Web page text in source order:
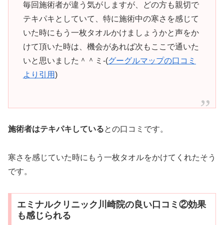
毎回施術者が違う気がしますが、どの方も親切で
テキパキとしていて、特に施術中の寒さを感じて
いた時にもう一枚タオルかけましょうかと声をか
けて頂いた時は、機会があれば次もここで通いた
いと思いました＾＾ミ-(グーグルマップの口コミ
より引用)
施術者はテキパキしているとの口コミです。
寒さを感じていた時にもう一枚タオルをかけてくれたそう
です。
エミナルクリニック川崎院の良い口コミ②効果
も感じられる